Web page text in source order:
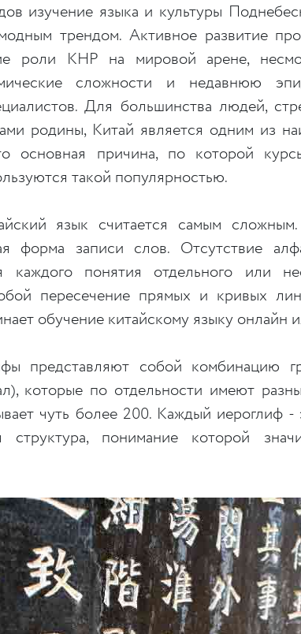
изучение языка и культуры
трендом. Активное развитие
роли КНР на мировой арене,
сложности и недавнюю
Для большинства людей,
родины, Китай является одним из
основная причина, по которой
такой популярностью.
язык считается самым
форма записи слов. Отсутствие
каждого понятия отдельного или
пересечение прямых и кривых
обучение китайскому языку онлайн
представляют собой комбинацию
которые по отдельности имеют
чуть более 200. Каждый иероглиф
структура, понимание которой